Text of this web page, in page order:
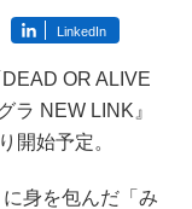
LinkedIn
OR ALIVE
ラ NEW LINK』
開始予定。
身を包んだ「み